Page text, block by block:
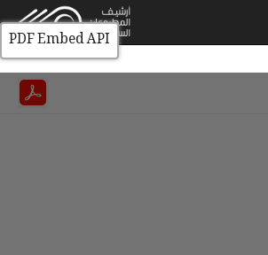
PDF Embed API